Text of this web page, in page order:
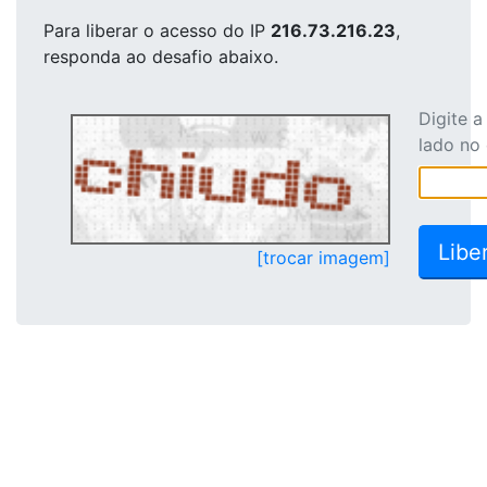
Para liberar o acesso do IP 216.73.216.23,
responda ao desafio abaixo.
[trocar imagem]
Digite
lado no